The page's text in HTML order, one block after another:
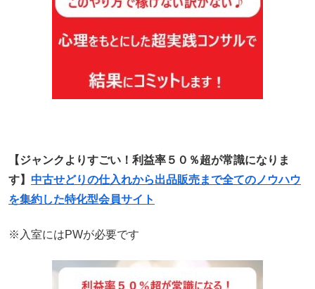
【ジャンクよりすごい！利益率５０％超が常識になりま
す】 中古せどりの仕入れから出品販売まで全てのノウハウ
を集約した特化型会員サイト
※入室にはPWが必要です